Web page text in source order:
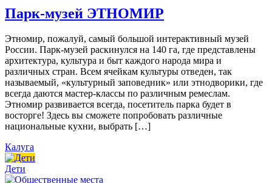
Парк-музей ЭТНОМИР
Этномир, пожалуй, самый большой интерактивный музей
России. Парк-музей раскинулся на 140 га, где представлены
архитектура, культура и быт каждого народа мира и
различных стран. Всем ячейкам культуры отведен, так
называемый, «культурный заповедник» или этнодворики, где
всегда даются мастер-классы по различным ремеслам.
Этномир развивается всегда, посетитель парка будет в
восторге! Здесь вы сможете попробовать различные
национальные кухни, выбрать […]
Калуга
Дети